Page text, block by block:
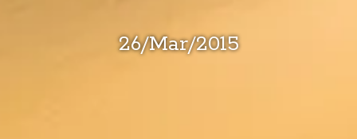
26/Mar/2015